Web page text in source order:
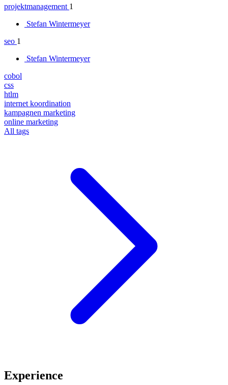
projektmanagement 1
Stefan Wintermeyer
seo 1
Stefan Wintermeyer
cobol
css
htlm
internet koordination
kampagnen marketing
online marketing
All tags
Experience